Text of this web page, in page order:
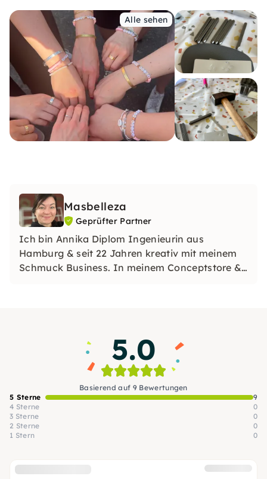
Alle sehen
Masbelleza
Geprüfter Partner
Ich bin Annika Diplom Ingenieurin aus
Hamburg & seit 22 Jahren kreativ mit meinem
Schmuck Business. In meinem Conceptstore &
5.0
Basierend auf 9 Bewertungen
5 Sterne
9
4 Sterne
0
3 Sterne
0
2 Sterne
0
1 Stern
0